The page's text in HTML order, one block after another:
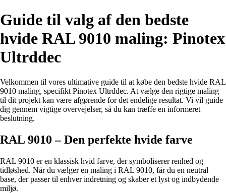
Guide til valg af den bedste
hvide RAL 9010 maling: Pinotex
Ultrddec
Velkommen til vores ultimative guide til at købe den bedste hvide RAL
9010 maling, specifikt Pinotex Ultrddec. At vælge den rigtige maling
til dit projekt kan være afgørende for det endelige resultat. Vi vil guide
dig gennem vigtige overvejelser, så du kan træffe en informeret
beslutning.
RAL 9010 – Den perfekte hvide farve
RAL 9010 er en klassisk hvid farve, der symboliserer renhed og
tidløshed. Når du vælger en maling i RAL 9010, får du en neutral
base, der passer til enhver indretning og skaber et lyst og indbydende
miljø.